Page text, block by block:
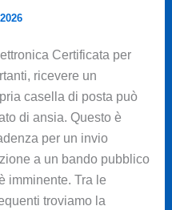
Certificata per
ricevere un
casella di posta può
di ansia. Questo è
per un invio
a un bando pubblico
imminente. Tra le
troviamo la